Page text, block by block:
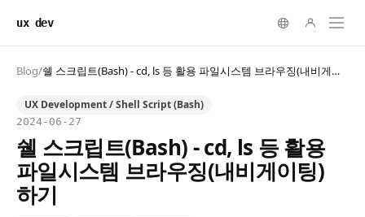
ux dev
Blog/ 쉘 스크립트(Bash) - cd, ls 등 활용 파일시스템 브라우징(내비게이팅) 하기
UX Development / Shell Script (Bash)
2024-06-27
쉘 스크립트(Bash) - cd, ls 등 활용
파일시스템 브라우징(내비게이팅)
하기